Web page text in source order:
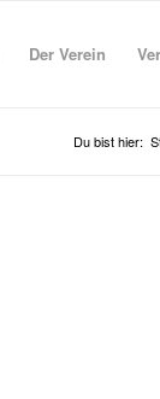
Der Verein
Du bist hier: